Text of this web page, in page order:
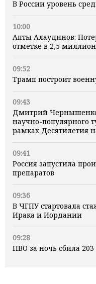
В России уровень
10:00
Апты Алаудинов:
отметке в 2,5
09:52
Трамп построит
09:43
Дмитрий
научно-популярного
рамках Десятилетия
09:41
Россия запустила
препаратов
09:36
В ЧГПУ стартовала
Ирака и Иордании
09:28
ПВО за ночь сбила